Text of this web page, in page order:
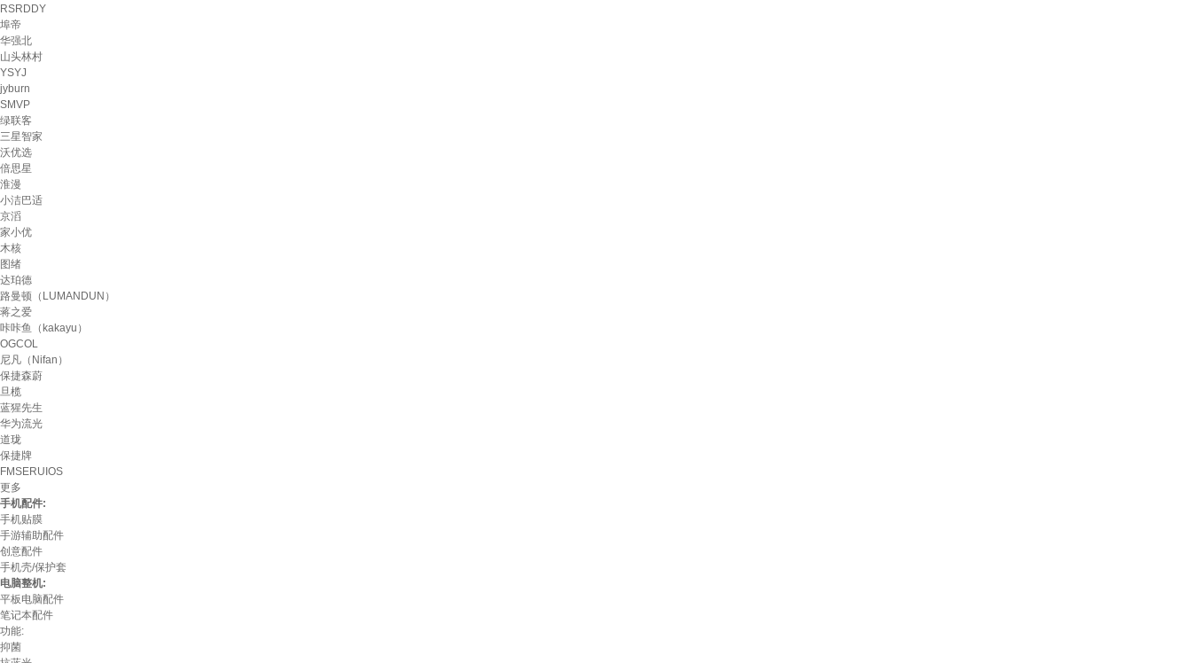
RSRDDY
埠帝
华强北
山头林村
YSYJ
jyburn
SMVP
绿联客
三星智家
沃优选
倍思星
淮漫
小洁巴适
京滔
家小优
木核
图绪
达珀德
路曼顿（LUMANDUN）
蒋之爱
咔咔鱼（kakayu）
OGCOL
尼凡（Nifan）
保捷森蔚
旦榄
蓝猩先生
华为流光
道珑
保捷牌
FMSERUIOS
更多
手机配件:
手机贴膜
手游辅助配件
创意配件
手机壳/保护套
电脑整机:
平板电脑配件
笔记本配件
功能:
抑菌